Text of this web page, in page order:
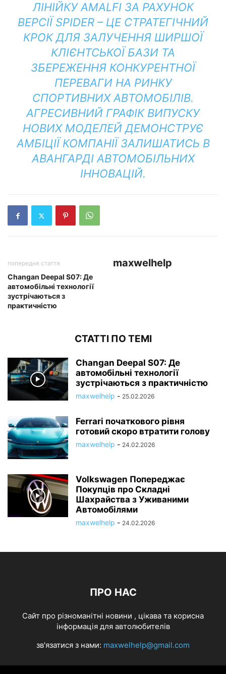
ЛІНІЙКУ AMALFI ЗА РАХУНОК
ВЕРСІЇ SPIDER – ЦЕ СТРАТЕГІЧНИЙ
КРОК ДЛЯ ЗАЛУЧЕННЯ ШИРШОЇ
КЛІЄНТСЬКОЇ БАЗИ ТА
ЗБЕРЕЖЕННЯ КОНКУРЕНТНОЇ
ПЕРЕВАГИ НА РИНКУ
СПОРТИВНИХ АВТОМОБІЛІВ.
АГРЕСИВНИЙ ГРАФІК ВИПУСКУ
НОВИХ МОДЕЛЕЙ ДЕМОНСТРУЄ
АМБІЦІЇ КОМПАНІЇ ЗАЛИШАТИСЬ В
АВАНГАРДІ АВТОМОБІЛЬНИХ
ІННОВАЦІЙ.
попередня стаття
Changan Deepal S07: Де
автомобільні технології
зустрічаються з
практичністю
maxwelhelp
СТАТТІ ПО ТЕМІ
Changan Deepal S07: Де
автомобільні технології
зустрічаються з практичністю
maxwelhelp - 25.02.2026
Ferrari початкового рівня
готовий скоро втратити голову
maxwelhelp - 24.02.2026
Volkswagen Попереджає
Покупців про Складні
Шахрайства з Уживаними
Автомобілями
maxwelhelp - 24.02.2026
ПРО НАС
Cайт про різноманітні новини , цікава та корисна
інформація для автолюбителів
зв'язатися з нами: maxwelhelp@gmail.com